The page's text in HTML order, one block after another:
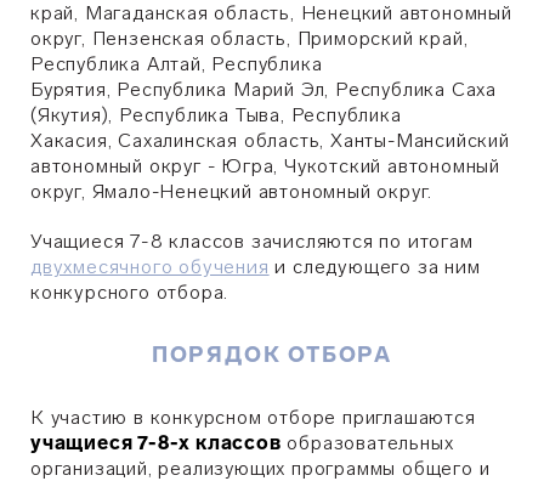
край, Магаданская область, Ненецкий автономный
округ, Пензенская область, Приморский край,
Республика Алтай, Республика
Бурятия, Республика Марий Эл, Республика Саха
(Якутия), Республика Тыва, Республика
Хакасия, Сахалинская область, Ханты-Мансийский
автономный округ - Югра, Чукотский автономный
округ, Ямало-Ненецкий автономный округ.
Учащиеся 7-8 классов зачисляются по итогам
двухмесячного обучения и следующего за ним
конкурсного отбора.
ПОРЯДОК ОТБОРА
К участию в конкурсном отборе приглашаются
учащиеся 7-8-х классов образовательных
организаций, реализующих программы общего и